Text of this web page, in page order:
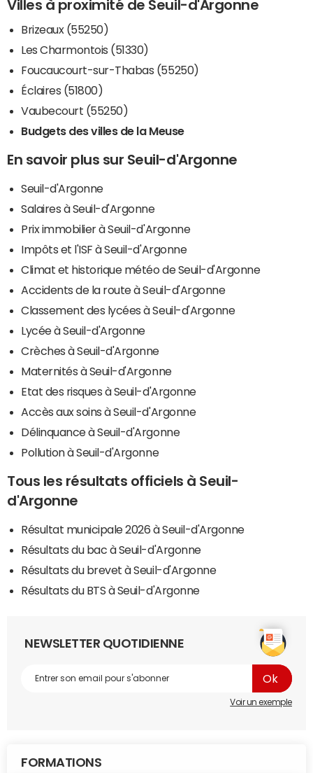
Villes à proximité de Seuil-d'Argonne
Brizeaux (55250)
Les Charmontois (51330)
Foucaucourt-sur-Thabas (55250)
Éclaires (51800)
Vaubecourt (55250)
Budgets des villes de la Meuse
En savoir plus sur Seuil-d'Argonne
Seuil-d'Argonne
Salaires à Seuil-d'Argonne
Prix immobilier à Seuil-d'Argonne
Impôts et l'ISF à Seuil-d'Argonne
Climat et historique météo de Seuil-d'Argonne
Accidents de la route à Seuil-d'Argonne
Classement des lycées à Seuil-d'Argonne
Lycée à Seuil-d'Argonne
Crèches à Seuil-d'Argonne
Maternités à Seuil-d'Argonne
Etat des risques à Seuil-d'Argonne
Accès aux soins à Seuil-d'Argonne
Délinquance à Seuil-d'Argonne
Pollution à Seuil-d'Argonne
Tous les résultats officiels à Seuil-
d'Argonne
Résultat municipale 2026 à Seuil-d'Argonne
Résultats du bac à Seuil-d'Argonne
Résultats du brevet à Seuil-d'Argonne
Résultats du BTS à Seuil-d'Argonne
NEWSLETTER QUOTIDIENNE
Voir un exemple
FORMATIONS